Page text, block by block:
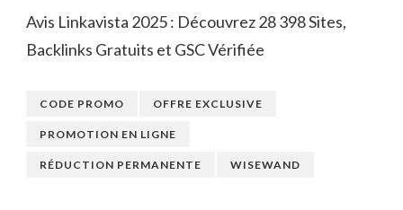
Avis Linkavista 2025 : Découvrez 28 398 Sites,
Backlinks Gratuits et GSC Vérifiée
CODE PROMO OFFRE EXCLUSIVE
PROMOTION EN LIGNE
RÉDUCTION PERMANENTE WISEWAND